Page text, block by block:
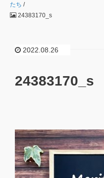
たち /
24383170_s
2022.08.26
24383170_s